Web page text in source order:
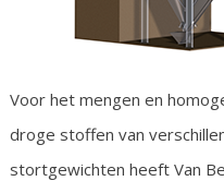
Voor het mengen en
droge stoffen van
stortgewichten heeft Van